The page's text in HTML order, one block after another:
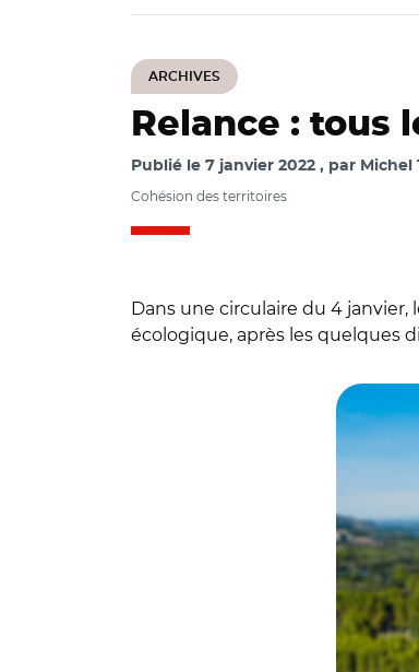
ARCHIVES
Relance : tous
Publié le 7 janvier 2022 par Michel
Cohésion des territoires
Dans une circulaire du 4
écologique, après les quelques